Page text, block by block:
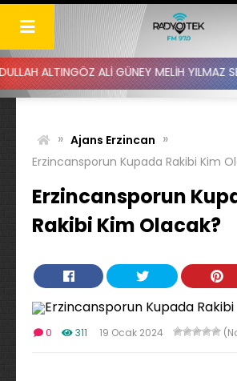
Skip
content
ALİ GÜNEY MELİH YILMAZ SERDAR
» Ajans Erzincan »
Erzincansporun Kupada Rakibi Kim
Erzincansporun
Rakibi Kim Olacak?
0 311 19 Ocak 2024